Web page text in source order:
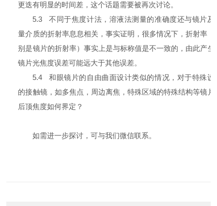
更迭有明显的时间差，这个话题需要被再次讨论。
5.3
不同于焦度计法，溶液法测量的准确度还与镜片及
量介质的折射率息息相关，事实证明，很多情况下，折射率（
别是镜片的折射率）事实上是与标称值是不一致的，由此产生
镜片光焦度误差可能远大于其他误差。
5.4
和眼镜片的自由曲面设计类似的情况，对于特殊设
的接触镜，如多焦点，周边离焦，特殊区域的特殊结构等镜片
后顶焦度如何界定？
如需进一步探讨，可与我们微信联系。